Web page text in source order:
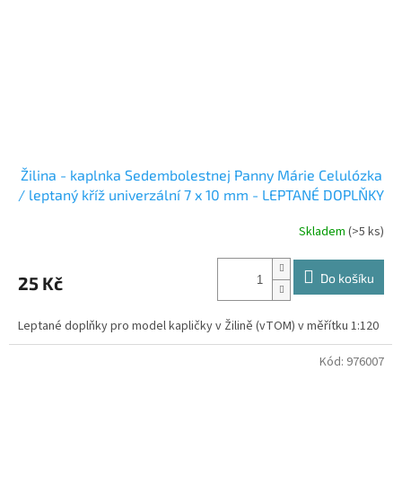
Žilina - kaplnka Sedembolestnej Panny Márie Celulózka
/ leptaný kříž univerzální 7 x 10 mm - LEPTANÉ DOPLŇKY
Skladem (>5 ks)
25 Kč Do košíku
Leptané doplňky pro model kapličky v Žilině (vTOM) v měřítku 1:120
Kód: 976007